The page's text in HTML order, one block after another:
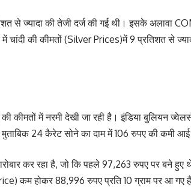
से ज्यादा की तेजी दर्ज की गई थी। इसके अलावा
चांदी की कीमतों (Silver Prices)में 9 प्रतिशत से
की कीमतों में नरमी देखी जा रही है। इंडिया बुलियन
24 कैरेट सोने का दाम में 106 रुपए की कमी आई
कर रहा है, जो कि पहले 97,263 रुपए पर बने
कम होकर 88,996 रुपए प्रति 10 ग्राम पर आ गए